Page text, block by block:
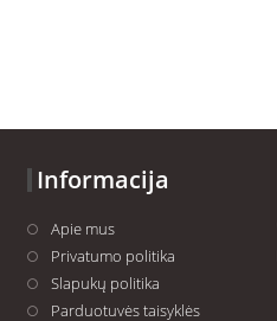
Informacija
Apie mus
Privatumo politika
Slapukų politika
Parduotuvės taisyklės